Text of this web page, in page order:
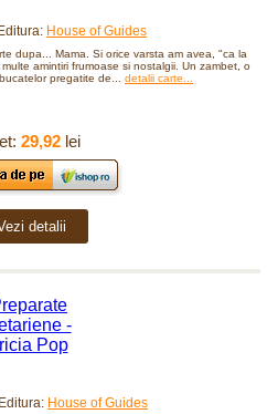
House of Guides
dupa... Mama. Si orice varsta am avea, "ca la
amintiri frumoase si nostalgii. Un zambet, o
pregatite de... detalii carte...
29,92lei
detalii
House of Guides